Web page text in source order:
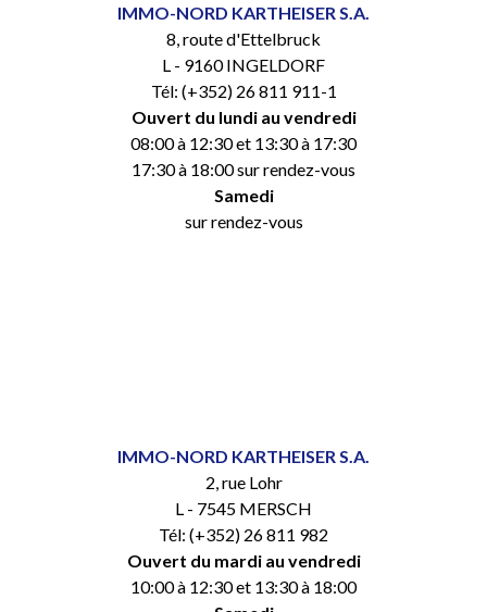
IMMO-NORD KARTHEISER S.A.
8, route d'Ettelbruck
L - 9160 INGELDORF
Tél: (+352) 26 811 911-1
Ouvert du lundi au vendredi
08:00 à 12:30 et 13:30 à 17:30
17:30 à 18:00 sur rendez-vous
Samedi
sur rendez-vous
IMMO-NORD KARTHEISER S.A.
2, rue Lohr
L - 7545 MERSCH
Tél: (+352) 26 811 982
Ouvert du mardi au vendredi
10:00 à 12:30 et 13:30 à 18:00